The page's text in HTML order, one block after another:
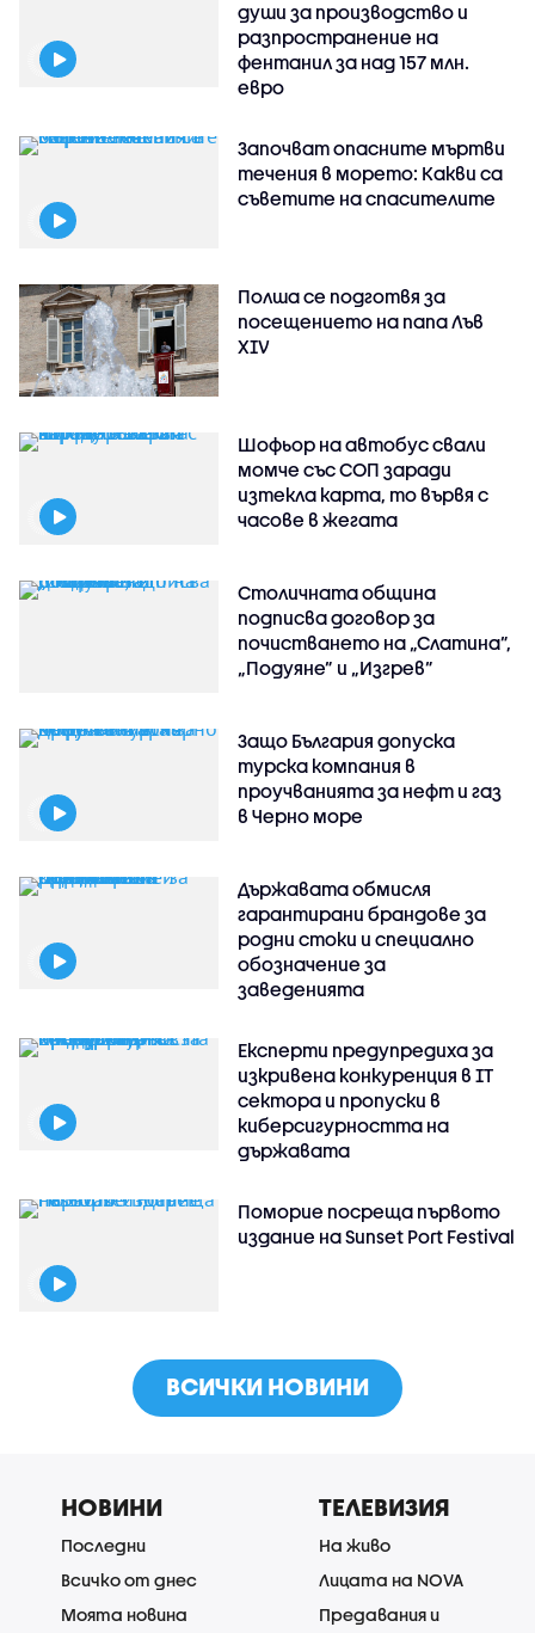
души за производство и
разпространение на
фентанил за над 157 млн.
евро
Започват опасните мъртви
течения в морето: Какви са
съветите на спасителите
Полша се подготвя за
посещението на папа Лъв
XIV
Шофьор на автобус свали
момче със СОП заради
изтекла карта, то вървя с
часове в жегата
Столичната община
подписва договор за
почистването на „Слатина”,
„Подуяне” и „Изгрев”
Защо България допуска
турска компания в
проучванията за нефт и газ
в Черно море
Държавата обмисля
гарантирани брандове за
родни стоки и специално
обозначение за
заведенията
Експерти предупредиха за
изкривена конкуренция в IT
сектора и пропуски в
киберсигурността на
държавата
Поморие посреща първото
издание на Sunset Port Festival
ВСИЧКИ НОВИНИ
НОВИНИ
Последни
Всичко от днес
Моята новина
ТЕЛЕВИЗИЯ
На живо
Лицата на NOVA
Предавания и